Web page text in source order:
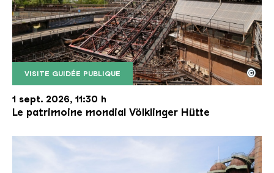
VISITE GUIDÉE PUBLIQUE
Le monte-charge incliné de la Völklinger Hütte
Copyright: Weltkulturerbe Völklinger Hütte | Karl
©
1 sept. 2026, 11:30 h
Le patrimoine mondial Völklinger Hütte